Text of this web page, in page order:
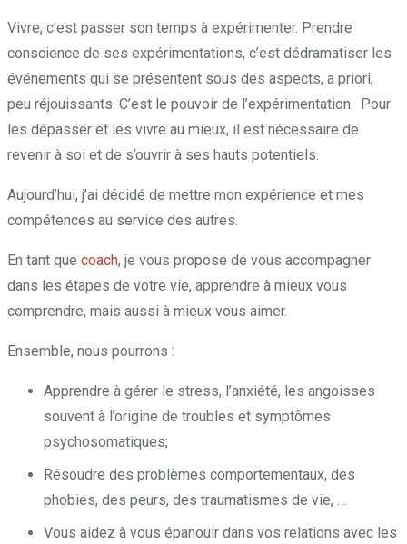
Vivre, c’est passer son temps à expérimenter. Prendre
conscience de ses expérimentations, c’est dédramatiser les
événements qui se présentent sous des aspects, a priori,
peu réjouissants. C’est le pouvoir de l’expérimentation. Pour
les dépasser et les vivre au mieux, il est nécessaire de
revenir à soi et de s’ouvrir à ses hauts potentiels.
Aujourd’hui, j’ai décidé de mettre mon expérience et mes
compétences au service des autres.
En tant que coach, je vous propose de vous accompagner
dans les étapes de votre vie, apprendre à mieux vous
comprendre, mais aussi à mieux vous aimer.
Ensemble, nous pourrons :
Apprendre à gérer le stress, l’anxiété, les angoisses
souvent à l’origine de troubles et symptômes
psychosomatiques;
Résoudre des problèmes comportementaux, des
phobies, des peurs, des traumatismes de vie, …
Vous aidez à vous épanouir dans vos relations avec les